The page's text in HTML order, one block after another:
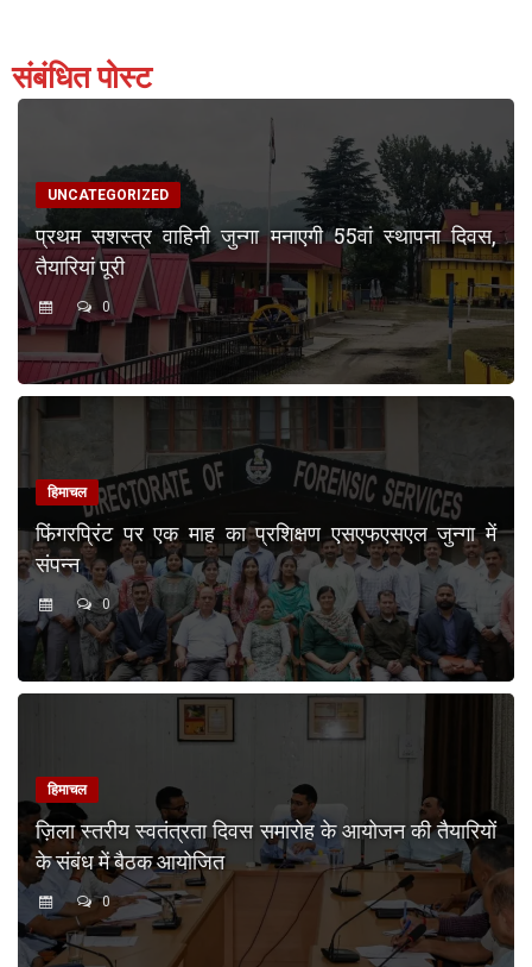
संबंधित पोस्ट
UNCATEGORIZED
प्रथम सशस्त्र वाहिनी जुन्गा मनाएगी 55वां स्थापना दिवस,
तैयारियां पूरी
0
हिमाचल
फिंगरप्रिंट पर एक माह का प्रशिक्षण एसएफएसएल जुन्गा में
संपन्न
0
हिमाचल
ज़िला स्तरीय स्वतंत्रता दिवस समारोह के आयोजन की तैयारियों
के संबंध में बैठक आयोजित
0